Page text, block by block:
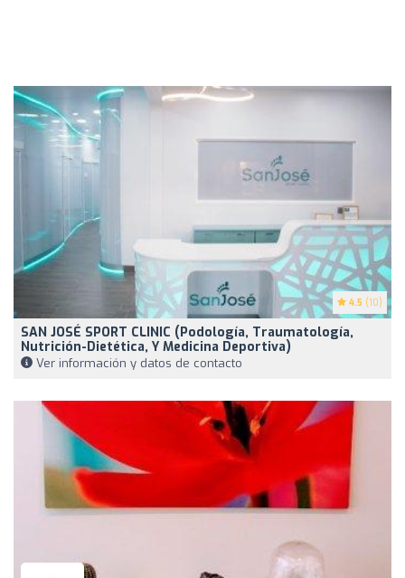
4.5 (10)
SAN JOSÉ SPORT CLINIC (Podología, Traumatología,
Nutrición-Dietética, Y Medicina Deportiva)
Ver información y datos de contacto